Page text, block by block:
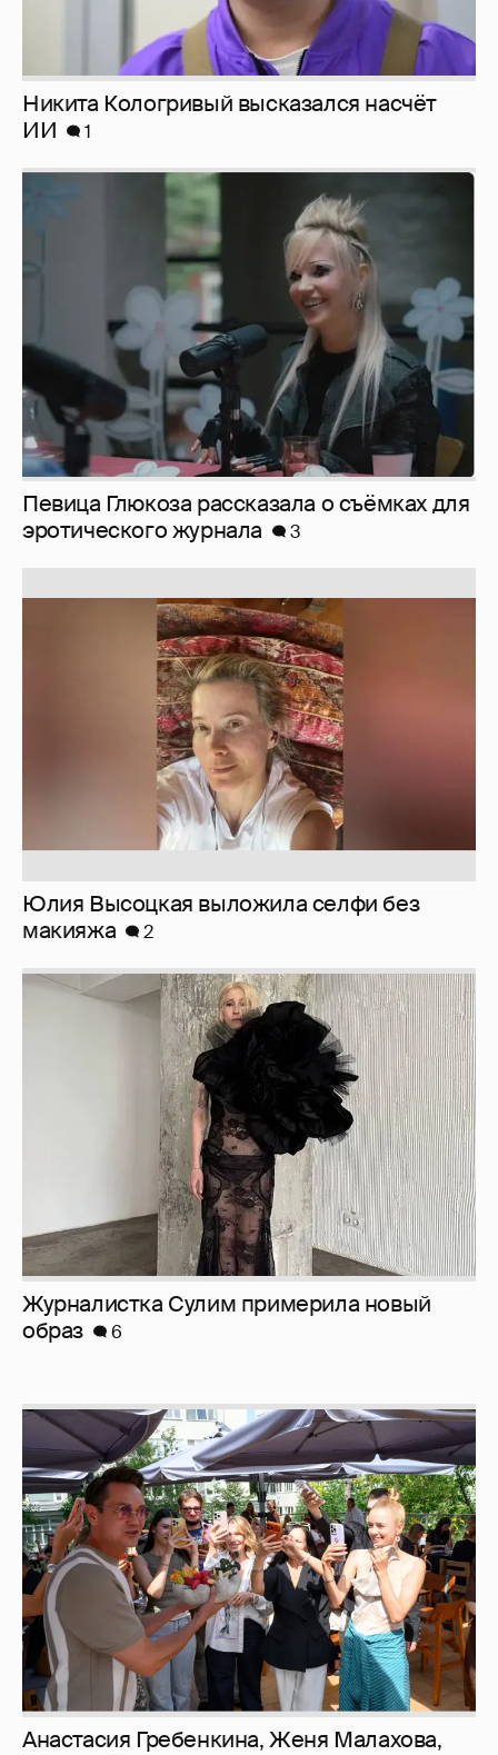
Певица Глюкоза рассказала о съёмках для
эротического журнала
3
Юлия Высоцкая выложила селфи без
Журналистка Сулим примерила новый
Анастасия Гребенкина, Женя Малахова,
Оксана Русланова и другие гости
фестиваля «Баланс вкуса и ритма»:
рассматриваем летние образы